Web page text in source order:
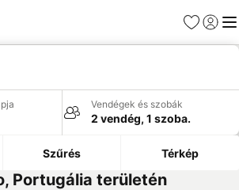
Kedvencek
Vendégek és szobák
2 vendég, 1 szoba.
Szűrés Térkép
Portugália területén